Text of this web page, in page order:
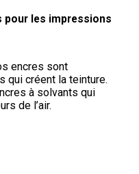
pour les impressions
encres sont
qui créent la teinture.
à solvants qui
de l’air.